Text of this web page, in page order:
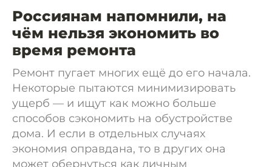
Россиянам напомнили, на
чём нельзя экономить во
время ремонта
Ремонт пугает многих ещё до его начала.
Некоторые пытаются минимизировать
ущерб — и ищут как можно больше
способов сэкономить на обустройстве
дома. И если в отдельных случаях
экономия оправдана, то в других она
может обернуться как личным